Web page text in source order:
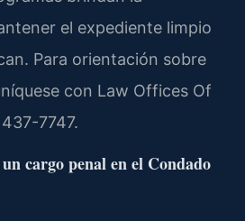
el expediente limpio
Para orientación sobre
con Law Offices Of
7747.
cargo penal en el Condado